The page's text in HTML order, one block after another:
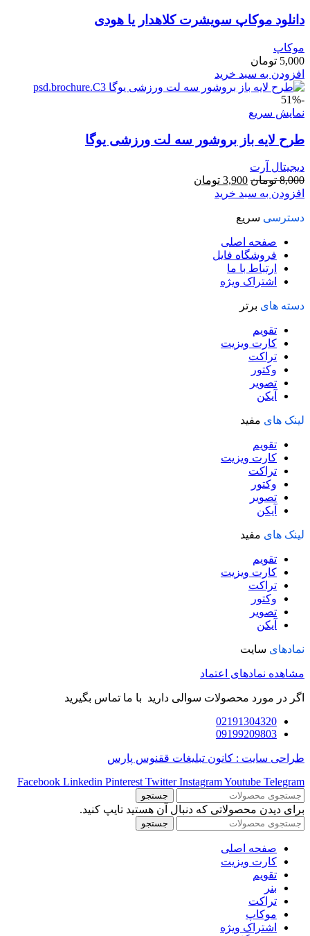
دانلود موکاپ سویشرت کلاهدار یا هودی
موکاپ
5,000 تومان
افزودن به سبد خرید
-51%
نمایش سریع
طرح لايه باز بروشور سه لت ورزشی یوگا
دیجیتال آرت
8,000 تومان قیمت
اصلی
بود.
3,900 تومان
افزودن به سبد خرید
دسترسی سریع
صفحه اصلی
فروشگاه فایل
ارتباط با ما
اشتراک ویژه
دسته های برتر
تقویم
کارت ویزیت
تراکت
وکتور
تصویر
آیکن
لینک های مفید
تقویم
کارت ویزیت
تراکت
وکتور
تصویر
آیکن
لینک های مفید
تقویم
کارت ویزیت
تراکت
وکتور
تصویر
آیکن
نمادهای سایت
مشاهده نمادهای اعتماد
اگر در مورد محصولات سوالی دارید با ما تماس بگیرید
02191304320
09199209803
طراحی سایت : کانون تبلیغات ققنوس پارس
Facebook Linkedin Pinterest Twitter InstagramYoutube Telegram
جستجو
برای دیدن محصولاتی که دنبال آن هستید تایپ کنید.
جستجو
صفحه اصلی
کارت ویزیت
تقویم
بنر
تراکت
موکاپ
اشتراک ویژه